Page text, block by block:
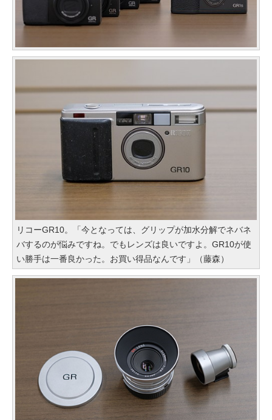
リコーGR10。「今となっては、グリップが加水分解でネバネ
バするのが悩みですね。でもレンズは良いですよ。GR10が使
い勝手は一番良かった。お買い得品なんです」（藤森）